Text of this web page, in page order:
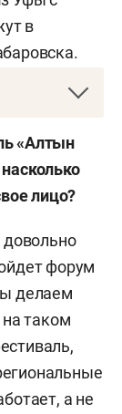
в
киноВ.Б.
«Алтын
лицо?
довольно
форум
делаем
на таком
а не